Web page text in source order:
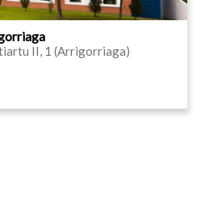
II, 1 (Arrigorriaga)